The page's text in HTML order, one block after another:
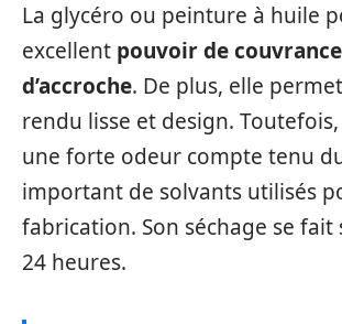
La glycéro ou peinture à huile
excellent pouvoir de
d’accroche. De plus, elle
rendu lisse et design.
une forte odeur compte tenu
important de solvants utilisés
fabrication. Son séchage se
24 heures.